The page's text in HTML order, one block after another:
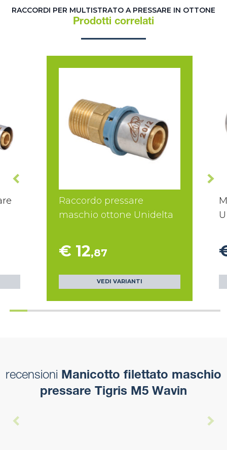
RACCORDI PER MULTISTRATO A PRESSARE IN OTTONE
Prodotti correlati
Raccordo pressare
maschio ottone Unidelta
€ 12,87
VEDI VARIANTI
recensioni Manicotto filettato maschio
pressare Tigris M5 Wavin